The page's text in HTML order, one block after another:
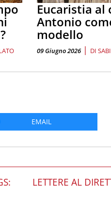
Eucaristia al
Antonio
modello
09 Giugno 2026 | DI
EMAIL
LETTERE AL